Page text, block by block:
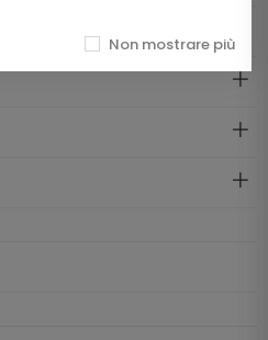
Non mostrare più